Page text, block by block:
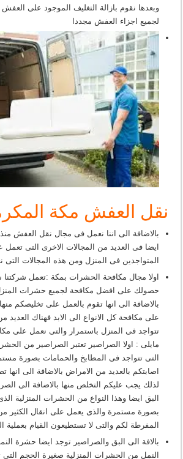
وبعدها نقوم بازالة التغليف الموجود على العفش
لجميع اجزاء العفش مجددا
نقل العفش مكة
بالاضافة الى اننا نعمل فى مجال نقل العفش منذ
ايضا فى العديد من المجالات الاخرى التى
المتواجدين فى المنزل ومن هذه المجالات التى
اولا مجال مكافحة الحشرات بمكة :تعمل
حصولك على افضل مكافحة لجميع حشرات
بالاضافة الى انها تقوم بالعمل على تخليصكم
على مكافحة كل الانواع الى الابد فهناك العديد
تتواجد فى المنزل باستمرار والتى نعمل على
مايلى : اولا الصراصير تعتبر الصراصير من
التى تتواجد فى المطابخ والحمامات بصورة
اصابتكم بالعديد من الامراض بالاضافة الى
لذلك يجب عليكم التخلص منها بالاضافة الى
البق ايضا وهذا النواع من الحشرات المنزلية
بصورة مستمرة والذى يعمل على انقال الكثير
المفرطة لكم والتى لا تستطيعون القيام بعملية
بالافة الى البق والصراصير توجد ايضا حشرة
النمل من الحشرات المنزلية صغيرة الحجم التى